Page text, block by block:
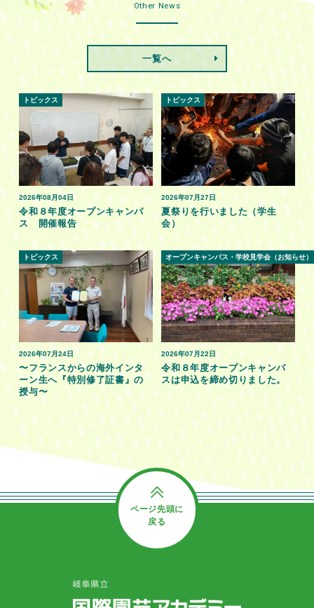
Other News
一覧へ
2026年08月04日
トピックス
令和８年度オープンキャンパ
ス 開催報告
2026年07月27日
トピックス
夏祭りを行いました（学生
会）
2026年07月24日
トピックス
〜フランスからの海外インタ
ーン生へ『特別修了証書』の
授与〜
2026年07月22日
オープンキャンパス・学校見学会（お知らせ）
令和８年度オープンキャンパ
スは申込を締め切りました。
ページ先頭に
戻る